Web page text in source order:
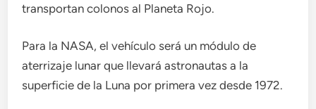
transportan colonos al Planeta Rojo.
Para la NASA, el vehículo será un módulo de
aterrizaje lunar que llevará astronautas a la
superficie de la Luna por primera vez desde 1972.